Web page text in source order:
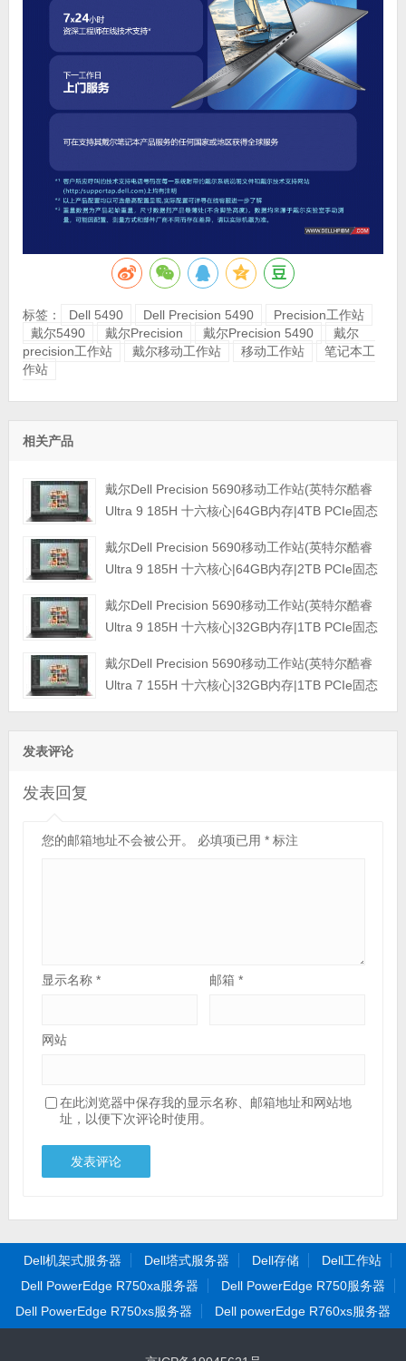
标签： Dell 5490 Dell Precision 5490
Precision工作站
戴尔5490
戴尔Precision 戴尔Precision 5490
戴尔
precision工作站
戴尔移动工作站 移动工作站
笔记本工
作站
相关产品
戴尔Dell Precision 5690移动工作站(英特尔酷睿
Ultra 9 185H 十六核心|64GB内存|4TB PCIe固态
示屏|三年保修)戴尔Dell Precision 5690移动工作站(英特尔酷睿
Ultra 9 185H 十六核心|64GB内存|2TB PCIe固态
示屏|三年保修)戴尔Dell Precision 5690移动工作站(英特尔酷睿
Ultra 9 185H 十六核心|32GB内存|1TB PCIe固态
示屏|三年保修)戴尔Dell Precision 5690移动工作站(英特尔酷睿
Ultra 7 155H 十六核心|32GB内存|1TB PCIe固态
发表评论
发表回复
您的邮箱地址不会被公开。 必填项已用 *标注
显示名称 * 邮箱*
网站
在此浏览器中保存我的显示名称、邮箱地址和网站地
址，以便下次评论时使用。
Dell机架式服务器 Dell塔式服务器 Dell存储
Dell工作站
Dell PowerEdge R750xa服务器
Dell PowerEdge R750服务器
Dell PowerEdge R750xs服务器
Dell powerEdge R760xs服务器